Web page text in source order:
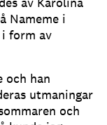
Nameme i
form av
och han
utmaningar
och